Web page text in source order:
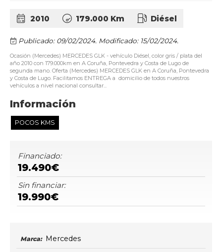
2010 179.000 Km Diésel
Publicado: 09/02/2024. Modificado: 15/02/2024.
Ocasión (Mercedes) MERCEDES GLK - vehículo Diésel, color gris / plata del
año 2010 con 179.000km en A Coruña, Pontevedra y Costa de Lugo de
segunda mano. Oferta (Mercedes) MERCEDES GLK en A Coruña, Pontevedra
y Costa de Lugo. Facilitamos ENTREGA a domicilio de todos nuestros
vehículos a nivel nacional consultar...
Información
POCOS KMS
Financiado:
19.490€
Sin financiar:
19.990€
Marca: Mercedes